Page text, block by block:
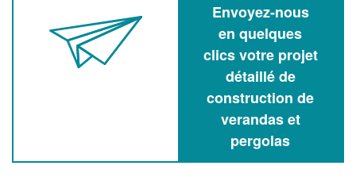
Envoyez-nous
en quelques
clics votre projet
détaillé de
construction de
verandas et
pergolas